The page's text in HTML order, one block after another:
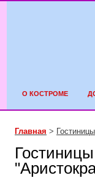
О КОСТРОМЕ
Главная >